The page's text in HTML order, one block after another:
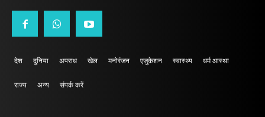
देश दुनिया अपराध खेल मनोरंजन एजुकेशन स्वास्थ्य धर्म आस्था
राज्य अन्य संपर्क करें